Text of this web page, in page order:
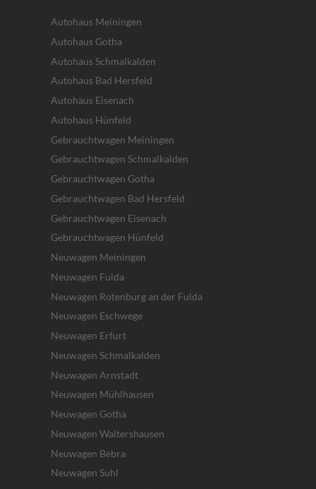
Autohaus Meiningen
Autohaus Gotha
Autohaus Schmalkalden
Autohaus Bad Hersfeld
Autohaus Eisenach
Autohaus Hünfeld
Gebrauchtwagen Meiningen
Gebrauchtwagen Schmalkalden
Gebrauchtwagen Gotha
Gebrauchtwagen Bad Hersfeld
Gebrauchtwagen Eisenach
Gebrauchtwagen Hünfeld
Neuwagen Meiningen
Neuwagen Fulda
Neuwagen Rotenburg an der Fulda
Neuwagen Eschwege
Neuwagen Erfurt
Neuwagen Schmalkalden
Neuwagen Arnstadt
Neuwagen Mühlhausen
Neuwagen Gotha
Neuwagen Waltershausen
Neuwagen Bebra
Neuwagen Suhl